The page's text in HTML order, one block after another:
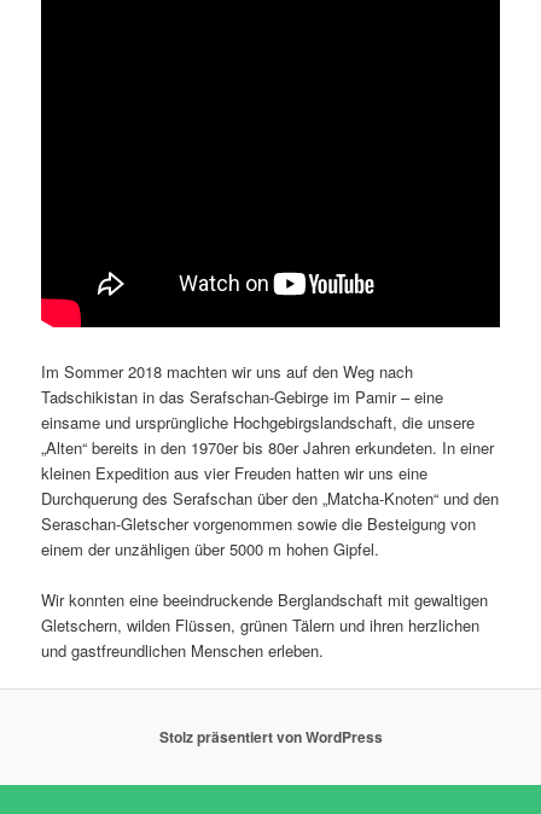
Im Sommer 2018 machten wir uns auf den Weg nach
Tadschikistan in das Serafschan-Gebirge im Pamir – eine
einsame und ursprüngliche Hochgebirgslandschaft, die unsere
„Alten“ bereits in den 1970er bis 80er Jahren erkundeten. In einer
kleinen Expedition aus vier Freuden hatten wir uns eine
Durchquerung des Serafschan über den „Matcha-Knoten“ und den
Seraschan-Gletscher vorgenommen sowie die Besteigung von
einem der unzähligen über 5000 m hohen Gipfel.
Wir konnten eine beeindruckende Berglandschaft mit gewaltigen
Gletschern, wilden Flüssen, grünen Tälern und ihren herzlichen
und gastfreundlichen Menschen erleben.
Stolz präsentiert von WordPress